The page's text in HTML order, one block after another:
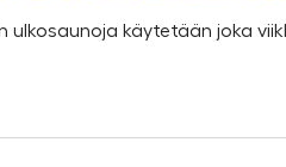
ulkosaunoja käytetään joka